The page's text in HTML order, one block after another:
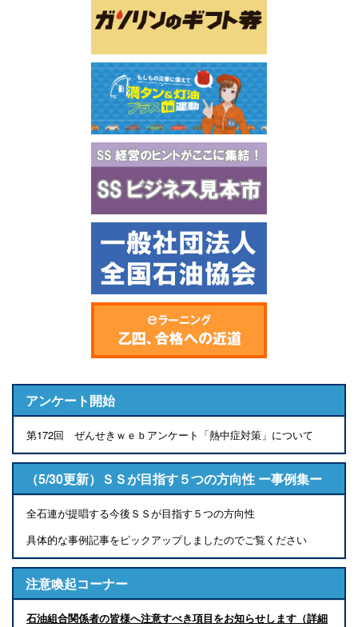
アンケート開始
第172回 ぜんせきｗｅｂアンケート「熱中症対策」について
（5/30更新）ＳＳが目指す５つの方向性 ー事例集ー
全石連が提唱する今後ＳＳが目指す５つの方向性
具体的な事例記事をピックアップしましたのでご覧ください
注意喚起コーナー
石油組合関係者の皆様へ注意すべき項目をお知らせします（詳細